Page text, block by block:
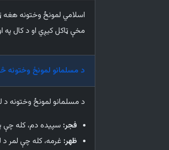
اسلامي لمونځ وختونه هغه
مخې ټاکل کیږي او د کال
د مسلمانو لمونځ وختونه
د مسلمانو لمونځ وختونه
فجر: سپیده دم، کله چې
ظهر: غرمه، کله چې لمر د